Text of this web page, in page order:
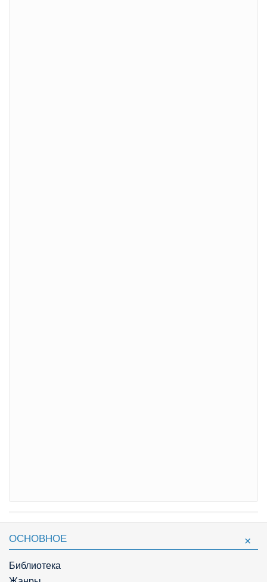
ОСНОВНОЕ
Библиотека